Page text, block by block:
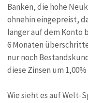
Banken, die hohe
ohnehin eingepreist,
länger auf dem Konto
6 Monaten
nur noch
diese Zinsen um
Wie sieht es auf Welt-